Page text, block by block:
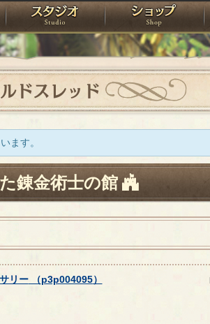
アトリエ スタジオ
ドスレッド
ます。
錬金術士の館
リー（p3p004095）